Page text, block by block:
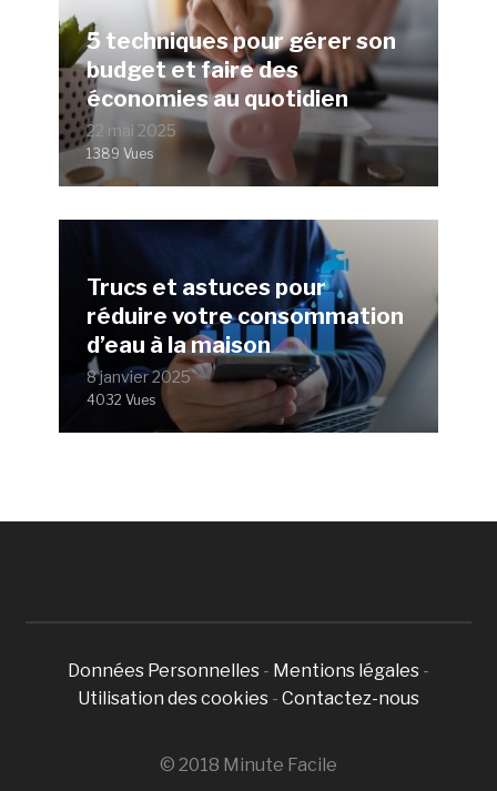
5 techniques pour gérer son
budget et faire des
économies au quotidien
22 mai 2025
1389 Vues
Trucs et astuces pour
réduire votre consommation
d’eau à la maison
8 janvier 2025
4032 Vues
Données Personnelles - Mentions légales -
Utilisation des cookies - Contactez-nous
© 2018 Minute Facile